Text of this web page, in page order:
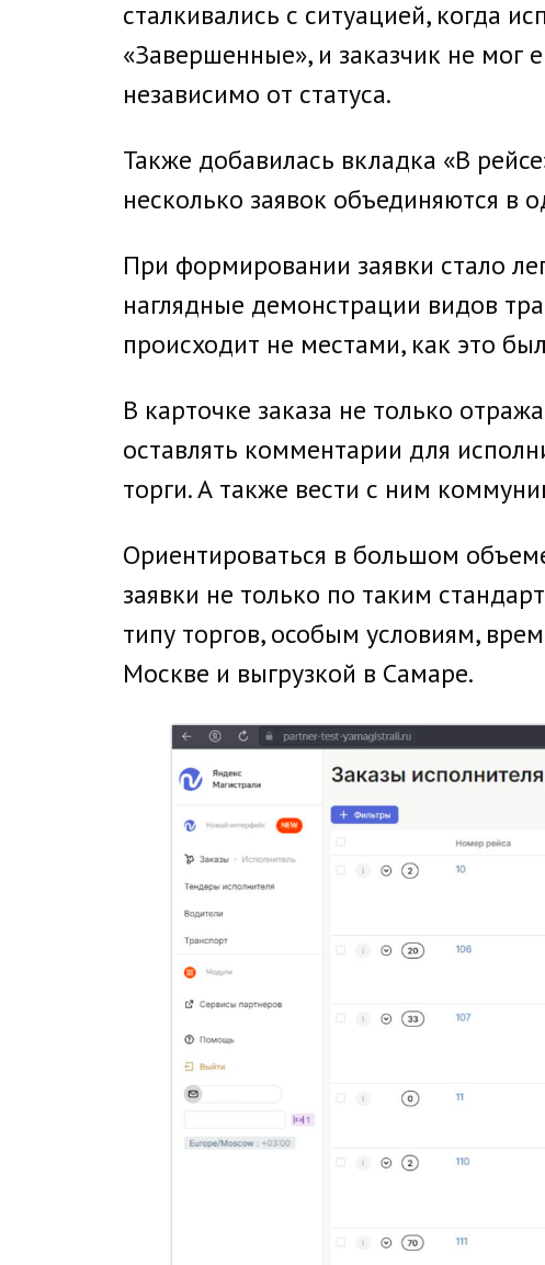
сталкивались с ситуацией, когда
«Завершенные», и заказчик не мог
независимо от статуса.
Также добавилась вкладка «В
несколько заявок объединяются в
При формировании заявки стало
наглядные демонстрации видов
происходит не местами, как это
В карточке заказа не только
оставлять комментарии для
торги. А также вести с ним
Ориентироваться в большом
заявки не только по таким
типу торгов, особым условиям,
Москве и выгрузкой в Самаре.